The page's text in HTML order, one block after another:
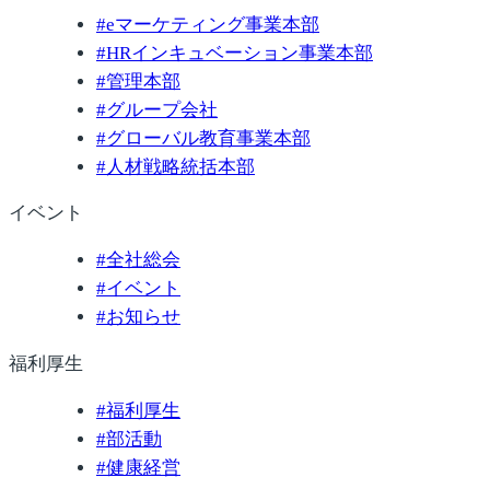
#eマーケティング事業本部
#HRインキュベーション事業本部
#管理本部
#グループ会社
#グローバル教育事業本部
# 人材戦略統括本部
イベント
#全社総会
#イベント
#お知らせ
福利厚生
#福利厚生
#部活動
#健康経営